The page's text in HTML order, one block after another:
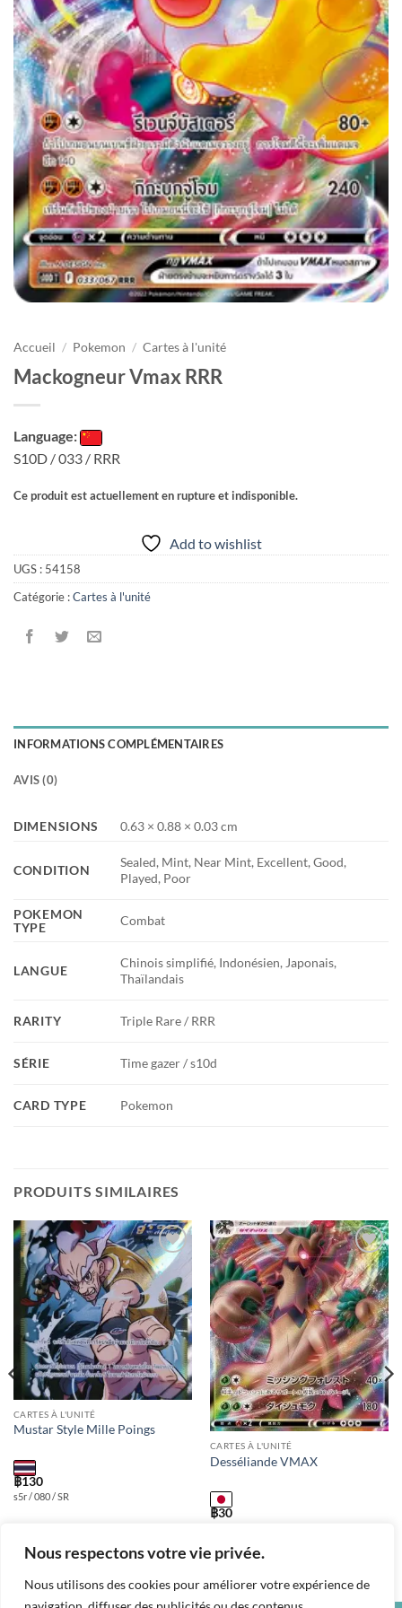
Nous respectons votre vie privée.
Nous utilisons des cookies pour améliorer votre expérience de
Accueil / Pokemon / Cartes à l'unité
Mackogneur Vmax RRR
Language:
S10D / 033 / RRR
Ce produit est actuellement en rupture et indisponible.
Add to wishlist
UGS : 54158
Catégorie :Cartes à l'unité
INFORMATIONS COMPLÉMENTAIRES
AVIS (0)
DIMENSIONS 0.63 × 0.88 × 0.03 cm
CONDITION
Sealed, Mint, Near Mint, Excellent, Good,
Played, Poor
POKEMON
TYPE
Combat
LANGUE
Chinois simplifié, Indonésien, Japonais,
Thaïlandais
RARITY Triple Rare / RRR
SÉRIE Time gazer / s10d
CARD TYPE Pokemon
PRODUITS SIMILAIRES
Add to
wishlist
CARTES À L'UNITÉ
Mustar Style Mille Poings
฿130
s5r / 080 / SR
Add to
wishlist
CARTES À L'UNITÉ
Desséliande VMAX
฿30